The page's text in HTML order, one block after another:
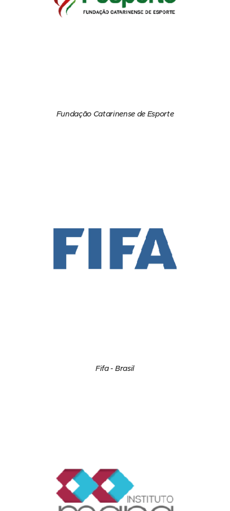
Fundação Catarinense de Esporte
Fifa - Brasil